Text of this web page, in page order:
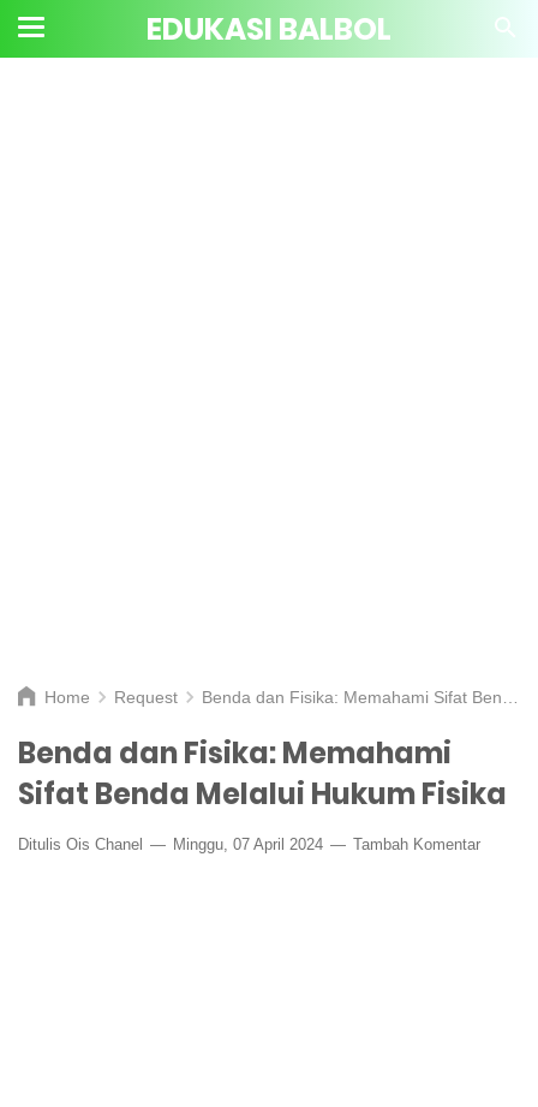
EDUKASI BALBOL
Home Request Benda dan Fisika: Memahami Sifat Benda Melalui Hukum Fisika
Benda dan Fisika: Memahami
Sifat Benda Melalui Hukum Fisika
Ditulis Ois Chanel Minggu, 07 April 2024 Tambah Komentar